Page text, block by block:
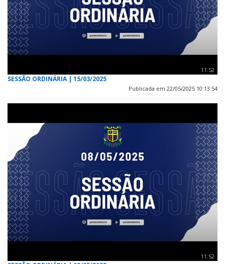
11:52
SESSÃO ORDINÁRIA | 15/03/2025
Publicada em 22/05/2025 10:13:54
11:52